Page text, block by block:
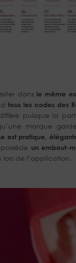
dans le même
tous les codes des
puisque la
marque
est pratique,
un embout-
de l’application.